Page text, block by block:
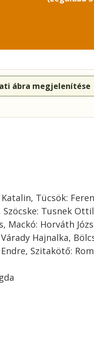
ábra megjelenítése
Tücsök:
Szöcske: Tusnek
Mackó: Horváth
Hajnalka,
Szitakötő: